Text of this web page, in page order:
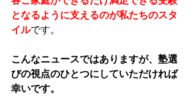
となるように支えるのが私たちのスタ
イルです。
こんなニュースではありますが、塾選
びの視点のひとつにしていただければ
幸いです。